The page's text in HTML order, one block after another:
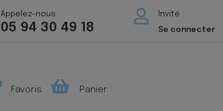
Appelez-nous
05 94 30 49 18
Invité
Se connecter
Favoris Panier